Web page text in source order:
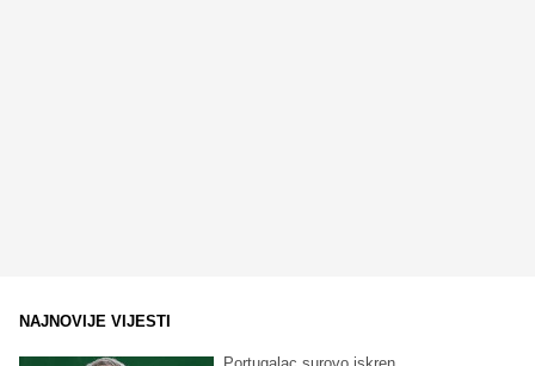
NAJNOVIJE VIJESTI